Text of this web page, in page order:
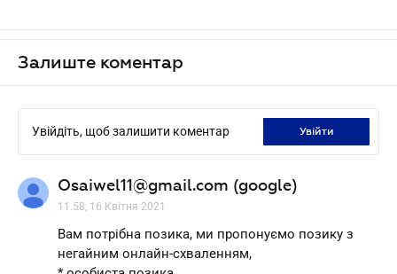
Залиште коментар
Увійдіть, щоб залишити коментар увійти
Osaiwel11@gmail.com (google)
11.58, 16 Квітня 2021
Вам потрібна позика, ми пропонуємо позику з
негайним онлайн-схваленням,